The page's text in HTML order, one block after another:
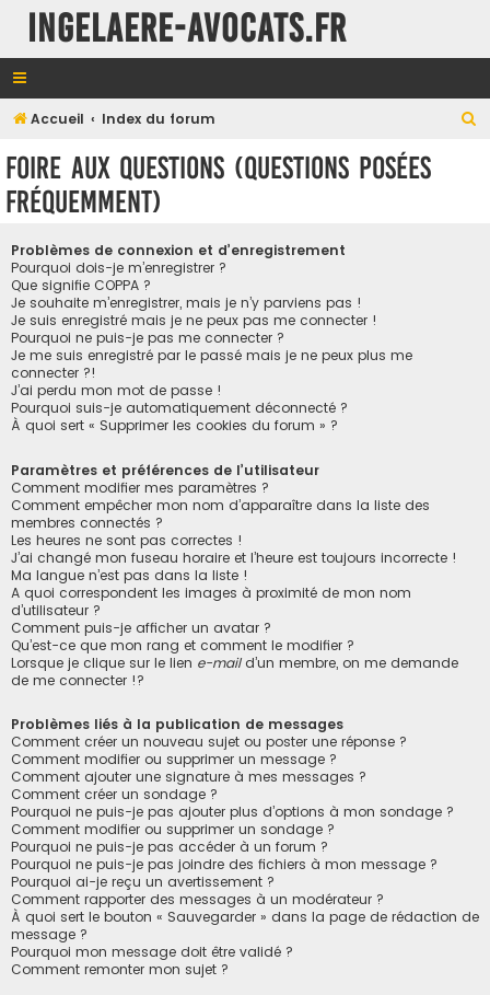
INGELAERE-AVOCATS.FR
Accueil Index du forum
Foire aux questions (Questions posées
fréquemment)
Problèmes de connexion et d’enregistrement
Pourquoi dois-je m’enregistrer ?
Que signifie COPPA ?
Je souhaite m’enregistrer, mais je n’y parviens pas !
Je suis enregistré mais je ne peux pas me connecter !
Pourquoi ne puis-je pas me connecter ?
Je me suis enregistré par le passé mais je ne peux plus me
connecter ?!
J’ai perdu mon mot de passe !
Pourquoi suis-je automatiquement déconnecté ?
À quoi sert « Supprimer les cookies du forum » ?
Paramètres et préférences de l’utilisateur
Comment modifier mes paramètres ?
Comment empêcher mon nom d’apparaître dans la liste des
membres connectés ?
Les heures ne sont pas correctes !
J’ai changé mon fuseau horaire et l’heure est toujours incorrecte !
Ma langue n’est pas dans la liste !
A quoi correspondent les images à proximité de mon nom
d’utilisateur ?
Comment puis-je afficher un avatar ?
Qu’est-ce que mon rang et comment le modifier ?
Lorsque je clique sur le lien e-maild’un membre, on me demande
de me connecter !?
Problèmes liés à la publication de messages
Comment créer un nouveau sujet ou poster une réponse ?
Comment modifier ou supprimer un message ?
Comment ajouter une signature à mes messages ?
Comment créer un sondage ?
Pourquoi ne puis-je pas ajouter plus d’options à mon sondage ?
Comment modifier ou supprimer un sondage ?
Pourquoi ne puis-je pas accéder à un forum ?
Pourquoi ne puis-je pas joindre des fichiers à mon message ?
Pourquoi ai-je reçu un avertissement ?
Comment rapporter des messages à un modérateur ?
À quoi sert le bouton « Sauvegarder » dans la page de rédaction de
message ?
Pourquoi mon message doit être validé ?
Comment remonter mon sujet ?